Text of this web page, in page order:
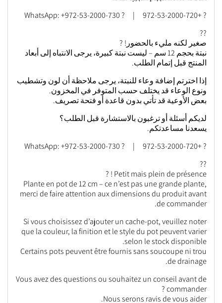
? +972-53-2000-720 | ? WhatsApp: +972-53-2000-730
??
صغير لكنه مليء بالحضور! ?
نبتة بحجم 12 سم – ليست نبتة كبيرة، يرجى الانتباه إلى أبعاد
المنتج قبل إتمام الطلب.
إذا اخترتم إضافة وعاء للنبتة، يرجى ملاحظة أن لون وتشطيب
ونوع الوعاء قد يختلف حسب المتوفر في المخزون.
بعض الأوعية قد تأتي بدون قاعدة أو فتحة تصريف.
لديكم أسئلة أو ترغبون بالاستشارة قبل الطلب؟
يسعدنا مساعدتكم.
? +972-53-2000-720 | ? WhatsApp: +972-53-2000-730
??
Petit mais plein de présence ! ?
Plante en pot de 12 cm – ce n’est pas une grande plante,
merci de faire attention aux dimensions du produit avant
de commander.
Si vous choisissez d’ajouter un cache-pot, veuillez noter
que la couleur, la finition et le style du pot peuvent varier
selon le stock disponible.
Certains pots peuvent être fournis sans soucoupe ni trou
de drainage.
Vous avez des questions ou souhaitez un conseil avant de
commander ?
Nous serons ravis de vous aider.